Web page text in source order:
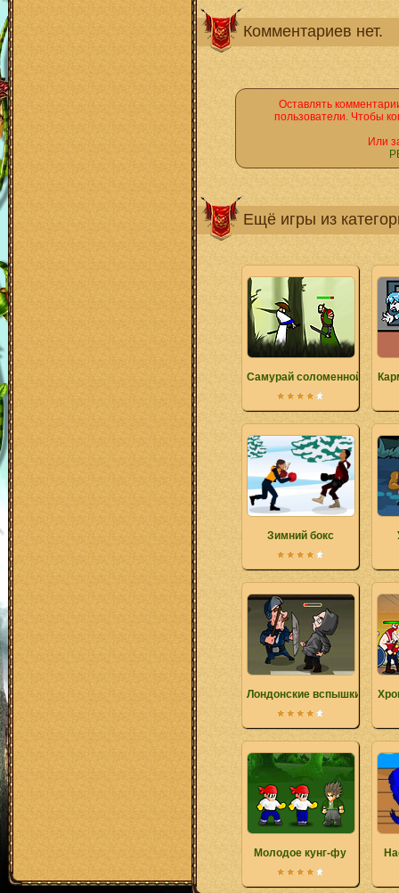
Комментариев нет.
Оставлять
пользователи. Чтобы
Или
Ещё игры из
Самурай соломенной
Зимний бокс
Лондонские вспышки
Молодое кунг-фу